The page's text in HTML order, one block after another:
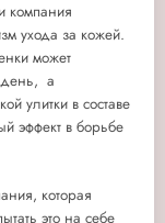
компания
ухода за кожей.
может
день, а
улитки в составе
эффект в борьбе
которая
это на себе